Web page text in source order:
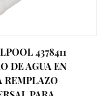
4378411
DE AGUA EN
REMPLAZO